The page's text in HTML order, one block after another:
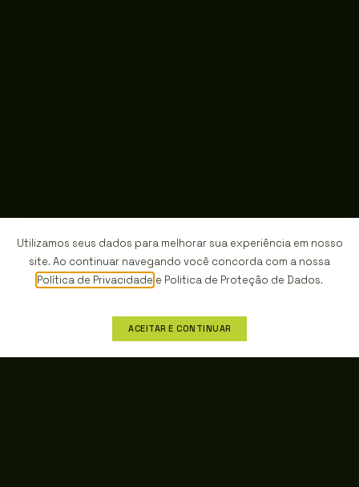
Utilizamos seus dados para melhorar sua experiência em nosso
site. Ao continuar navegando você concorda com a nossa
Política de Privacidade e Politica de Proteção de Dados.
ACEITAR E CONTINUAR